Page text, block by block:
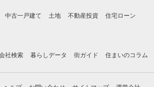
中古一戸建て 土地 不動産投資 住宅ローン
社検索 暮らしデータ 街ガイド 住まいのコラム